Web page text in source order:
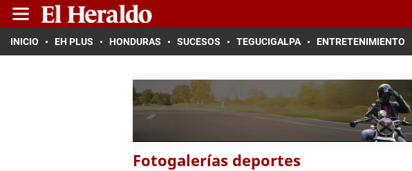
INICIO EH PLUS HONDURAS SUCESOS TEGUCIGALPA ENTRETENIMIENTO
Fotogalerías deportes